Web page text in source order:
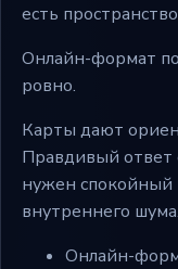
есть
Онлайн-формат
ровно.
Карты дают
Правдивый ответ
нужен спокойный
внутреннего шума.
Онлайн-